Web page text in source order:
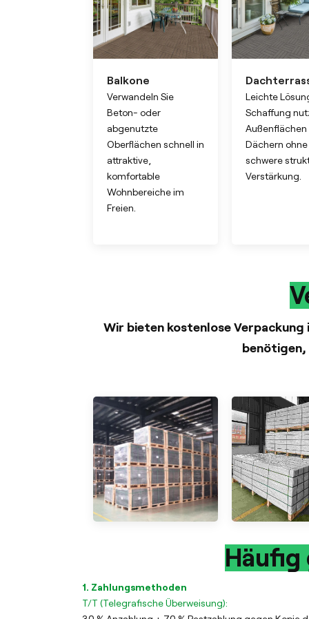
Balkone
Verwandeln Sie
Beton- oder
abgenutzte
Oberflächen schnell in
attraktive,
komfortable
Wohnbereiche im
Freien.
Leichte
Schaffung
Außenflächen
Dächern ohne
schwere
Verstärkung.
Wir bieten kostenlose Verpackung
benötigen,
Häufig
1. Zahlungsmethoden
T/T (Telegrafische Überweisung):